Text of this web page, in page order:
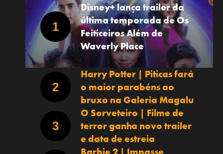
Disney+ lança trailer da
última temporada de Os
Feiticeiros Além de
Waverly Place
Harry Potter | Piticas fará
o maior parabéns ao
bruxo na Galeria Magalu
O Sorveteiro | Filme de
terror ganha novo trailer
e data de estreia